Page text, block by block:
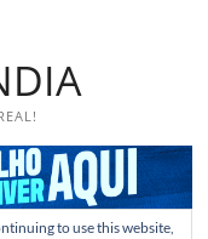
to use this website,